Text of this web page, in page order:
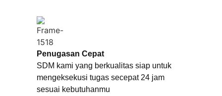
Penugasan Cepat
SDM kami yang berkualitas siap untuk
mengeksekusi tugas secepat 24 jam
sesuai kebutuhanmu